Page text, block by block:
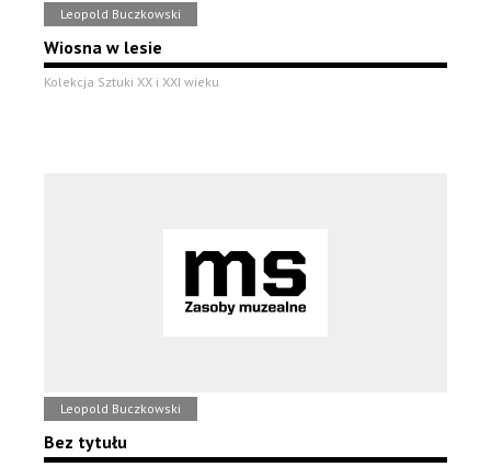
Leopold Buczkowski
Wiosna w lesie
Kolekcja Sztuki XX i XXI wieku
Leopold Buczkowski
Bez tytułu